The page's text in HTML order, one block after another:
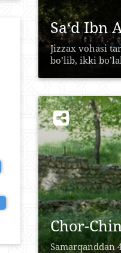
Sa‘d Ibn
Jizzax vohasi
bo’lib, ikki
Chor-